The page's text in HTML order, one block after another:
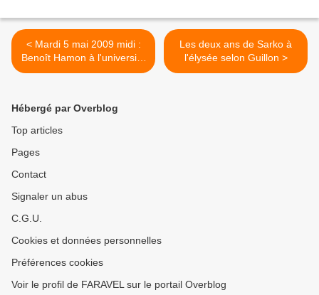
< Mardi 5 mai 2009 midi :
Benoît Hamon à l'université
de Cergy-Pontoise
Les deux ans de Sarko à
l'élysée selon Guillon >
Hébergé par Overblog
Top articles
Pages
Contact
Signaler un abus
C.G.U.
Cookies et données personnelles
Préférences cookies
Voir le profil de FARAVEL sur le portail Overblog